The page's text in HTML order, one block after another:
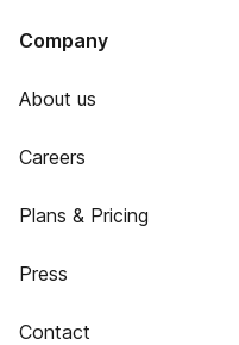
Company
About us
Careers
Plans & Pricing
Press
Contact